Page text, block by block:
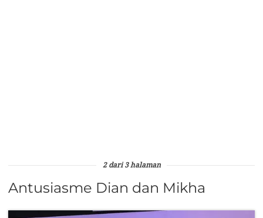
2 dari 3 halaman
Antusiasme Dian dan Mikha